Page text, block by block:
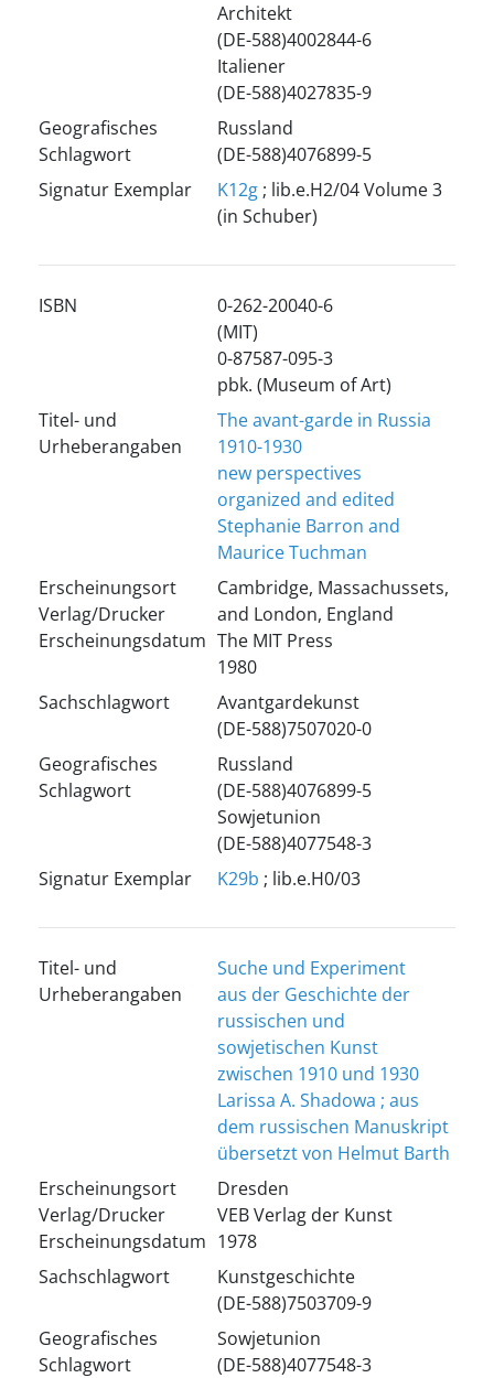
Architekt
(DE-588)4002844-6
Italiener
(DE-588)4027835-9
Geografisches
Schlagwort
Russland
(DE-588)4076899-5
Signatur Exemplar
K12g; lib.e.H2/04 Volume 3
(in Schuber)
ISBN
0-262-20040-6
(MIT)
0-87587-095-3
pbk. (Museum of Art)
Titel- und
Urheberangaben
The avant-garde in Russia
1910-1930
new perspectives
organized and edited
Stephanie Barron and
Maurice Tuchman
Erscheinungsort
Verlag/Drucker
Erscheinungsdatum
Cambridge, Massachussets,
and London, England
The MIT Press
1980
Sachschlagwort
Avantgardekunst
(DE-588)7507020-0
Geografisches
Schlagwort
Russland
(DE-588)4076899-5
Sowjetunion
(DE-588)4077548-3
Signatur Exemplar
K29b ; lib.e.H0/03
Titel- und
Urheberangaben
Suche und Experiment
aus der Geschichte der
russischen und
sowjetischen Kunst
zwischen 1910 und 1930
Larissa A. Shadowa ; aus
dem russischen Manuskript
übersetzt von Helmut Barth
Erscheinungsort
Verlag/Drucker
Erscheinungsdatum
Dresden
VEB Verlag der Kunst
1978
Sachschlagwort
Kunstgeschichte
(DE-588)7503709-9
Geografisches
Schlagwort
Sowjetunion
(DE-588)4077548-3